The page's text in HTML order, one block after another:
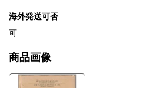
海外発送可否
可
商品画像